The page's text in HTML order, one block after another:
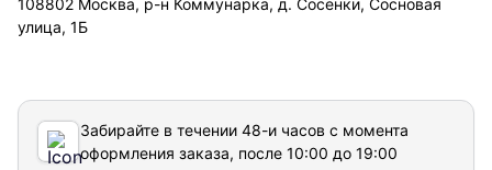
улица, 1Б
Забирайте в течении 48-и часов с момента
оформления заказа, после 10:00 до 19:00